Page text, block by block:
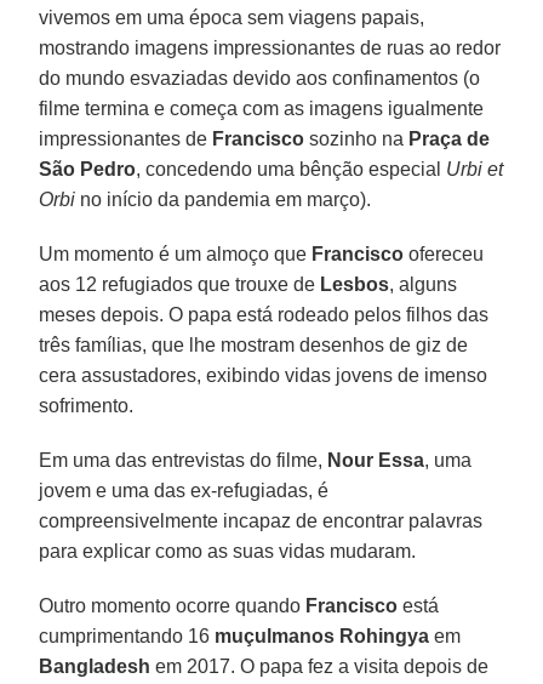
vivemos em uma época sem viagens papais,
mostrando imagens impressionantes de ruas ao redor
do mundo esvaziadas devido aos confinamentos (o
filme termina e começa com as imagens igualmente
impressionantes de Francisco sozinho na Praça de
São Pedro, concedendo uma bênção especial Urbi et
Orbi no início da pandemia em março).
Um momento é um almoço que Francisco ofereceu
aos 12 refugiados que trouxe de Lesbos, alguns
meses depois. O papa está rodeado pelos filhos das
três famílias, que lhe mostram desenhos de giz de
cera assustadores, exibindo vidas jovens de imenso
sofrimento.
Em uma das entrevistas do filme, Nour Essa, uma
jovem e uma das ex-refugiadas, é
compreensivelmente incapaz de encontrar palavras
para explicar como as suas vidas mudaram.
Outro momento ocorre quando Francisco está
cumprimentando 16 muçulmanos Rohingya em
Bangladesh em 2017. O papa fez a visita depois de